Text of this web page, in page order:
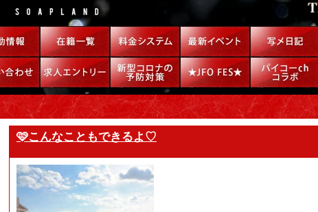
🩷こんなこともできるよ♡